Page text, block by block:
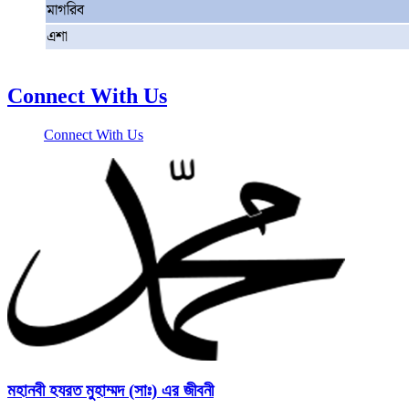
মাগরিব
এশা
Connect With Us
Connect With Us
মহানবী হযরত মুহাম্মদ (সাঃ) এর জীবনী